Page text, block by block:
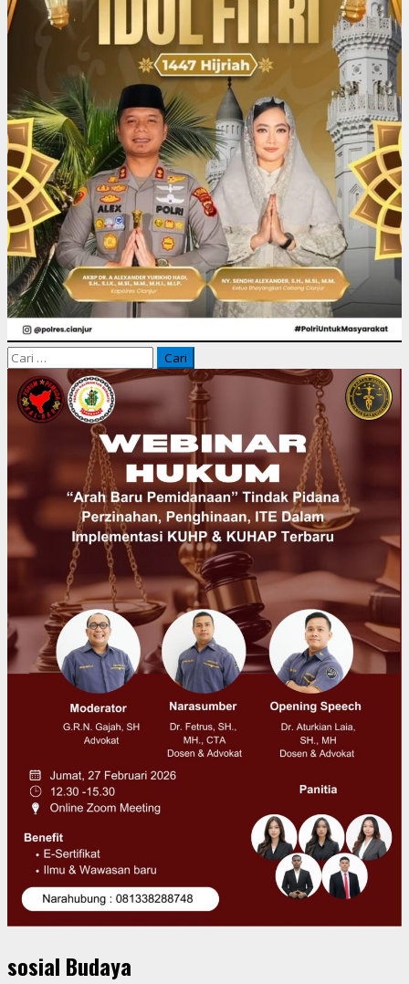
sosial Budaya
Beranda
Budaya Nusantara
Daerah
Sosial Budaya
Tradisi Sedekah Bumi Hidupkan Kebersamaan Warga
Jatimurni di Tengah Aktivitas Perkotaan
Redaksi Pelita Kota3 Mei 2026
Spread the loveTradisi Sedekah Bumi Hidupkan
Perkotaan Kota Bekasi, 2 Mei...